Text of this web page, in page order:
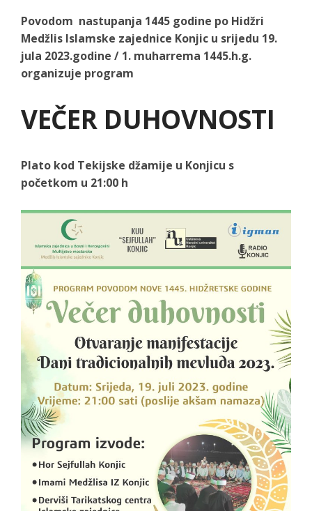
Povodom nastupanja 1445 godine po Hidžri
Medžlis Islamske zajednice Konjic u srijedu 19.
jula 2023.godine / 1. muharrema 1445.h.g.
organizuje program
VEČER DUHOVNOSTI
Plato kod Tekijske džamije u Konjicu s
početkom u 21:00 h